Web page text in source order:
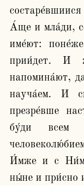
А́ще и мла́ди,
име́ют:
прии́дет. И
напомина́ют,
науча́ем. И
презре́вше
бу́ди всем
И́мже и с